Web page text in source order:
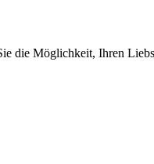
die Möglichkeit, Ihren